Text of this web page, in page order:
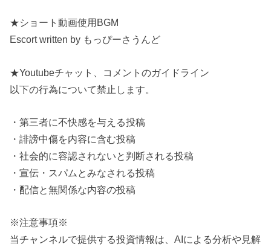
★ショート動画使用BGM
Escort written by もっぴーさうんど
★Youtubeチャット、コメントのガイドライン
以下の行為について禁止します。
・第三者に不快感を与える投稿
・誹謗中傷を内容に含む投稿
・社会的に容認されないと判断される投稿
・宣伝・スパムとみなされる投稿
・配信と無関係な内容の投稿
※注意事項※
当チャンネルで提供する投資情報は、AIによる分析や見解